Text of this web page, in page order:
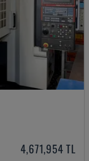
4,671,954 TL